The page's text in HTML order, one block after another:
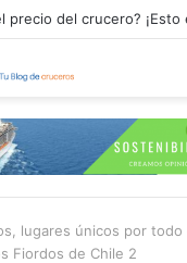
lugares únicos por todo
Fiordos de Chile 2